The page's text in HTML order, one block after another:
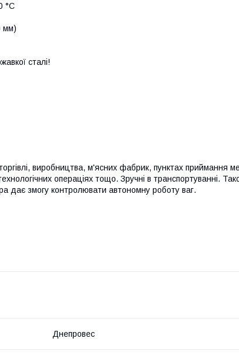
°C
мм)
сталі!
виробництва, м'ясних фабрик, пунктах приймання
операціях тощо. Зручні в транспортуванні.
дає змогу контролювати автономну роботу ваг.
Днепровес